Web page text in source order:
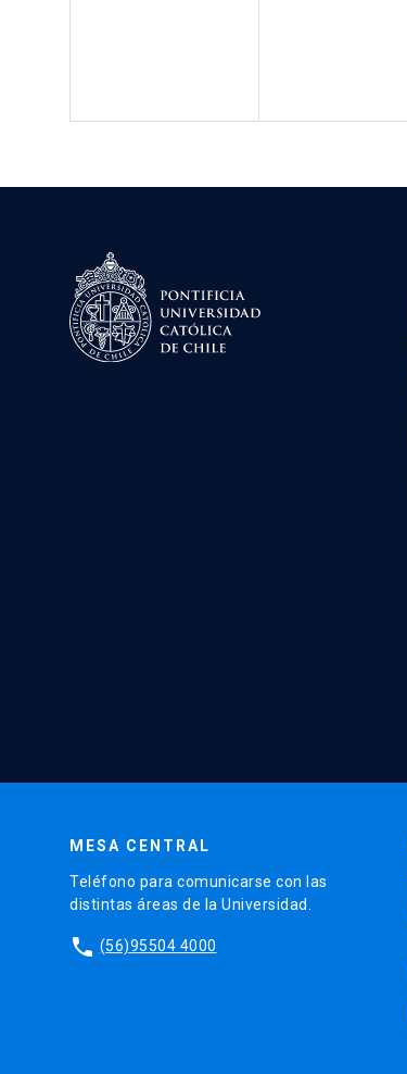
MESA CENTRAL
Teléfono para comunicarse con las
distintas áreas de la Universidad.
phone (56)95504 4000